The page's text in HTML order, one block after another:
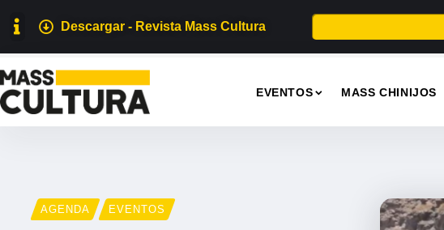
Descargar - Revista Mass Cultura
EVENTOS MASS CHINIJOS
AGENDA EVENTOS